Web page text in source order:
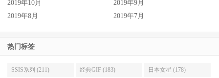
2019年10月
2019年9月
2019年8月
2019年7月
热门标签
SSIS系列 (211) 经典GIF (183) 日本女星 (178)